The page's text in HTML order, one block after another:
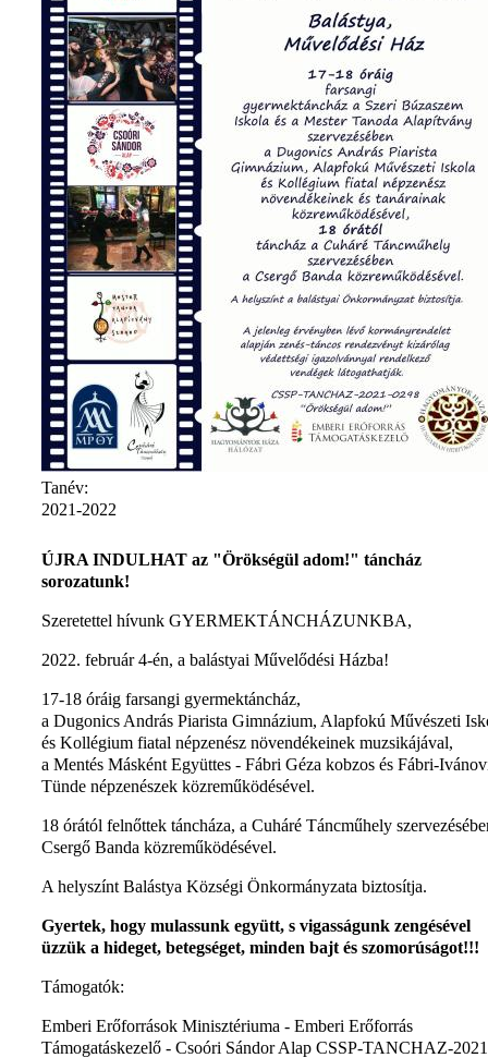
Tanév:
2021-2022
ÚJRA INDULHAT az "Örökségül adom!" táncház
sorozatunk!
Szeretettel hívunk GYERMEKTÁNCHÁZUNKBA,
2022. február 4-én, a balástyai Művelődési Házba!
17-18 óráig farsangi gyermektáncház,
a Dugonics András Piarista Gimnázium, Alapfokú Művészeti
és Kollégium fiatal népzenész növendékeinek muzsikájával,
a Mentés Másként Együttes - Fábri Géza kobzos és Fábri-
Tünde népzenészek közreműködésével.
18 órától felnőttek táncháza, a Cuháré Táncműhely
Csergő Banda közreműködésével.
A helyszínt Balástya Községi Önkormányzata biztosítja.
Gyertek, hogy mulassunk együtt, s vigasságunk zengésével
üzzük a hideget, betegséget, minden bajt és szomorúságot!!!
Támogatók:
Emberi Erőforrások Minisztériuma - Emberi Erőforrás
Támogatáskezelő - Csoóri Sándor Alap CSSP-TANCHAZ-